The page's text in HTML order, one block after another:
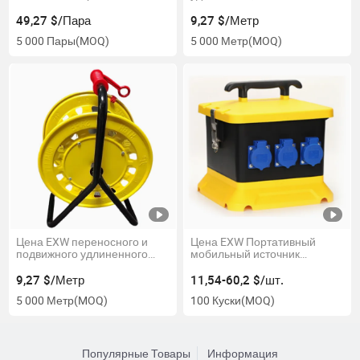
изоляционные перчатки
49,27 $/Пара
5 000 Пары(MOQ)
9,27 $/Метр
5 000 Метр(MOQ)
Цена EXW переносного и
подвижного удлиненного
9,27 $/Метр
5 000 Метр(MOQ)
Цена EXW Портативный
мобильный источник
электрическая розетка
11,54-60,2 $/шт.
100 Куски(MOQ)
Популярные Товары Информация